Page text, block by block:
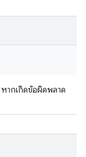
กเกิดข้อผิดพลาด